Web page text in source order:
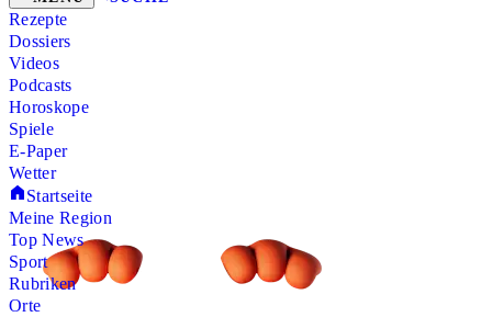
Rezepte
Dossiers
Videos
Podcasts
Horoskope
Spiele
E-Paper
Wetter
Startseite
Meine Region
Top News
Sport
Rubriken
Orte